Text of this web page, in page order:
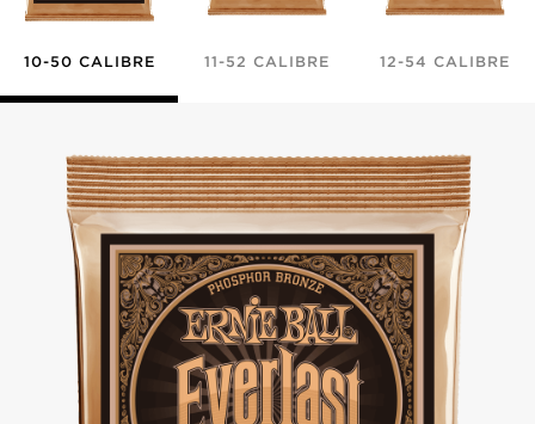
10-50 CALIBRE 11-52 CALIBRE 12-54 CALIBRE